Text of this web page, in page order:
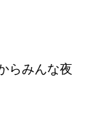
らみんな夜